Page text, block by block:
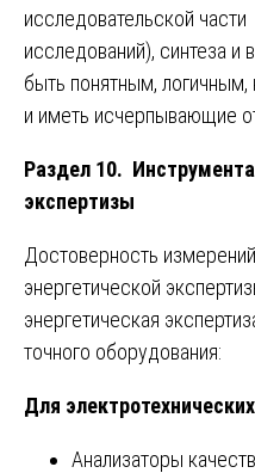
исследовательской
исследований), синтеза
быть понятным,
и иметь исчерпывающие
Раздел 10.
экспертизы
Достоверность
энергетической
энергетическая
точного оборудования:
Для
Анализаторы